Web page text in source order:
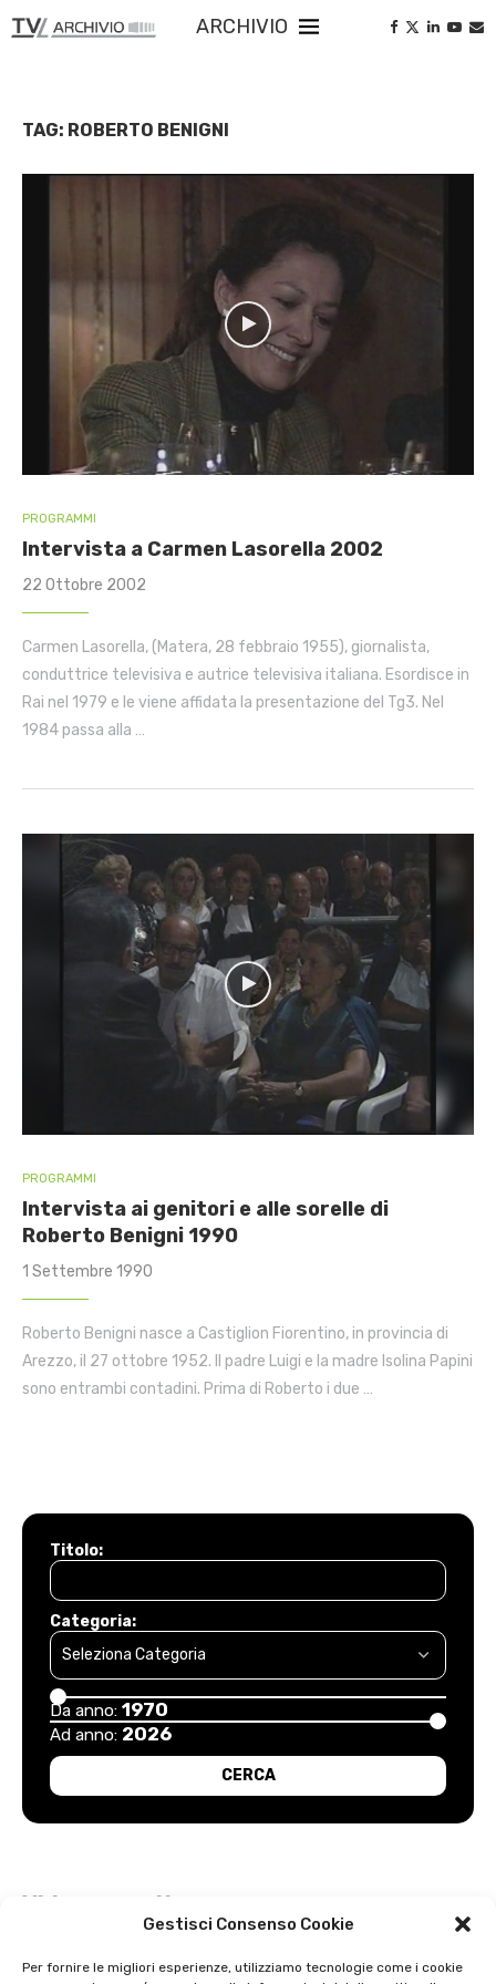
Gestisci Consenso Cookie
Per fornire le migliori esperienze, utilizziamo tecnologie come i cookie
ARCHIVIO
TAG: ROBERTO BENIGNI
PROGRAMMI
Intervista a Carmen Lasorella 2002
22 Ottobre 2002
Carmen Lasorella, (Matera, 28 febbraio 1955), giornalista,
conduttrice televisiva e autrice televisiva italiana. Esordisce in
Rai nel 1979 e le viene affidata la presentazione del Tg3. Nel
1984 passa alla …
PROGRAMMI
Intervista ai genitori e alle sorelle di
Roberto Benigni 1990
1 Settembre 1990
Roberto Benigni nasce a Castiglion Fiorentino, in provincia di
Arezzo, il 27 ottobre 1952. Il padre Luigi e la madre Isolina Papini
sono entrambi contadini. Prima di Roberto i due …
Titolo:
Categoria:
Da anno: 1970
Ad anno: 2026
Video recenti